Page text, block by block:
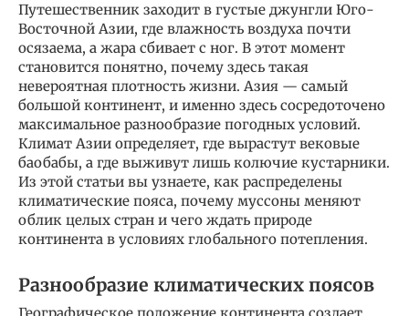
Путешественник заходит в густые джунгли Юго-
Восточной Азии, где влажность воздуха почти
осязаема, а жара сбивает с ног. В этот момент
становится понятно, почему здесь такая
невероятная плотность жизни. Азия — самый
большой континент, и именно здесь сосредоточено
максимальное разнообразие погодных условий.
Климат Азии определяет, где вырастут вековые
баобабы, а где выживут лишь колючие кустарники.
Из этой статьи вы узнаете, как распределены
климатические пояса, почему муссоны меняют
облик целых стран и чего ждать природе
континента в условиях глобального потепления.
Разнообразие климатических поясов